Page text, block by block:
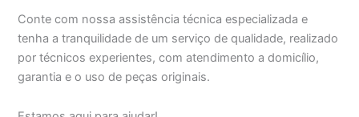
Conte com nossa assistência técnica especializada e
tenha a tranquilidade de um serviço de qualidade, realizado
por técnicos experientes, com atendimento a domicílio,
garantia e o uso de peças originais.